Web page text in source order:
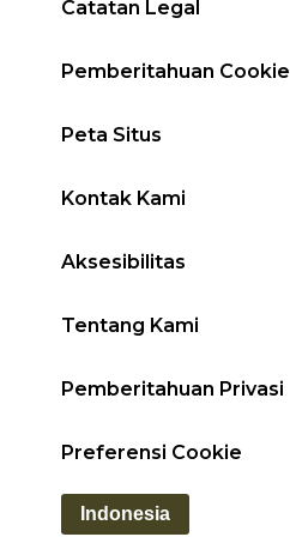
Catatan Legal
Pemberitahuan Cookie
Peta Situs
Kontak Kami
Aksesibilitas
Tentang Kami
Pemberitahuan Privasi
Preferensi Cookie
Indonesia